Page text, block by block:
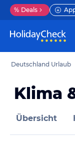
% Deals
Deutschland Urlaub
Klima
Übersicht